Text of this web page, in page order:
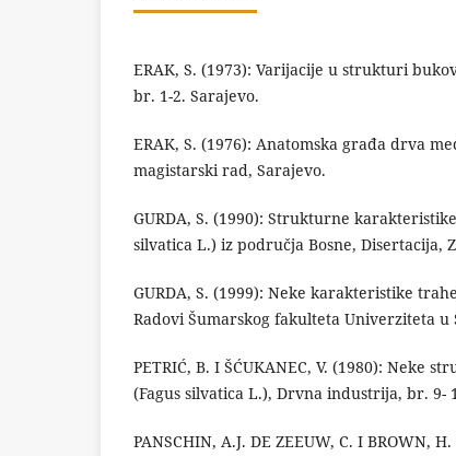
ERAK, S. (1973): Varijacije u strukturi
br. 1-2. Sarajevo.
ERAK, S. (1976): Anatomska građa drva
magistarski rad, Sarajevo.
GURDA, S. (1990): Strukturne
silvatica L.) iz područja Bosne, Disertacija,
GURDA, S. (1999): Neke karakteristike
Radovi Šumarskog fakulteta Univerziteta u
PETRIĆ, B. I ŠĆUKANEC, V. (1980): Neke
(Fagus silvatica L.), Drvna industrija, br. 9-
PANSCHIN, A.J. DE ZEEUW, C. I BROWN,